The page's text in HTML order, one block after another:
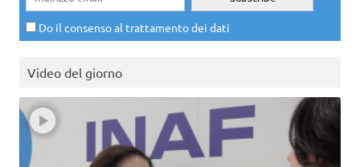
Do il consenso al trattamento dei dati
Video del giorno